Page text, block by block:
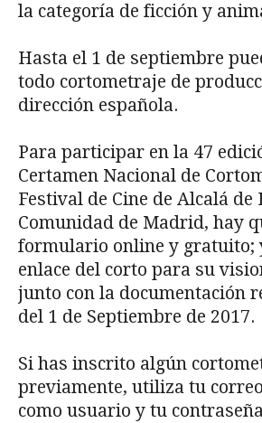
la categoría de ficción y
Hasta el 1 de septiembre
todo cortometraje de
dirección española.
Para participar en la 47
Certamen Nacional de
Festival de Cine de Alcalá de
Comunidad de Madrid, hay
formulario online y gratuito;
enlace del corto para su
junto con la documentación
del 1 de Septiembre de 2017.
Si has inscrito algún
previamente, utiliza tu
como usuario y tu